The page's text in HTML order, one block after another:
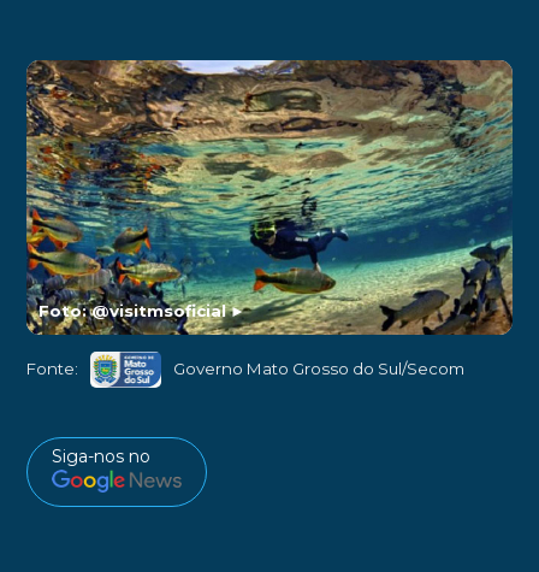
Foto: @visitmsoficial►
Fonte: Governo Mato Grosso do Sul/Secom
Siga-nos no